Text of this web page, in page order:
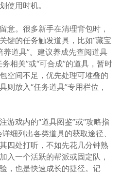
使用时机。
意。很多新手在清理背包时，
键的任务触发道具，比如“藏宝
养道具”。建议养成先查阅道具
相关”或“可合成”的道具，暂时
空间不足，优先处理可堆叠的
则放入“任务道具”专用栏位，
游戏内的“道具图鉴”或“攻略指
细列出各类道具的获取途径、
四处打听，不如先花几分钟熟
入一个活跃的帮派或固定队，
，也是快速成长的捷径。记